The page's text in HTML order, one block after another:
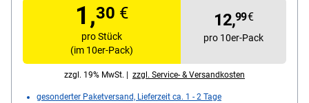
1,30 €
pro Stück
(im 10er-Pack)
12,99€
pro 10er-Pack
zzgl. 19% MwSt. | zzgl. Service- & Versandkosten
gesonderter Paketversand, Lieferzeit ca. 1 - 2 Tage